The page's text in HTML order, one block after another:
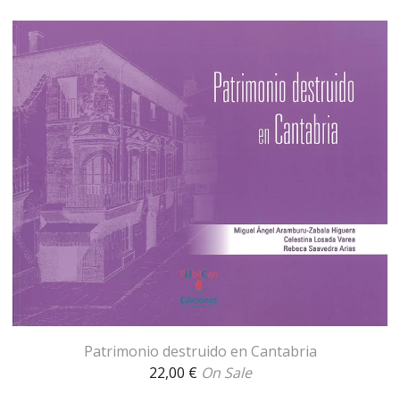
Patrimonio destruido en Cantabria
22,00 € On Sale